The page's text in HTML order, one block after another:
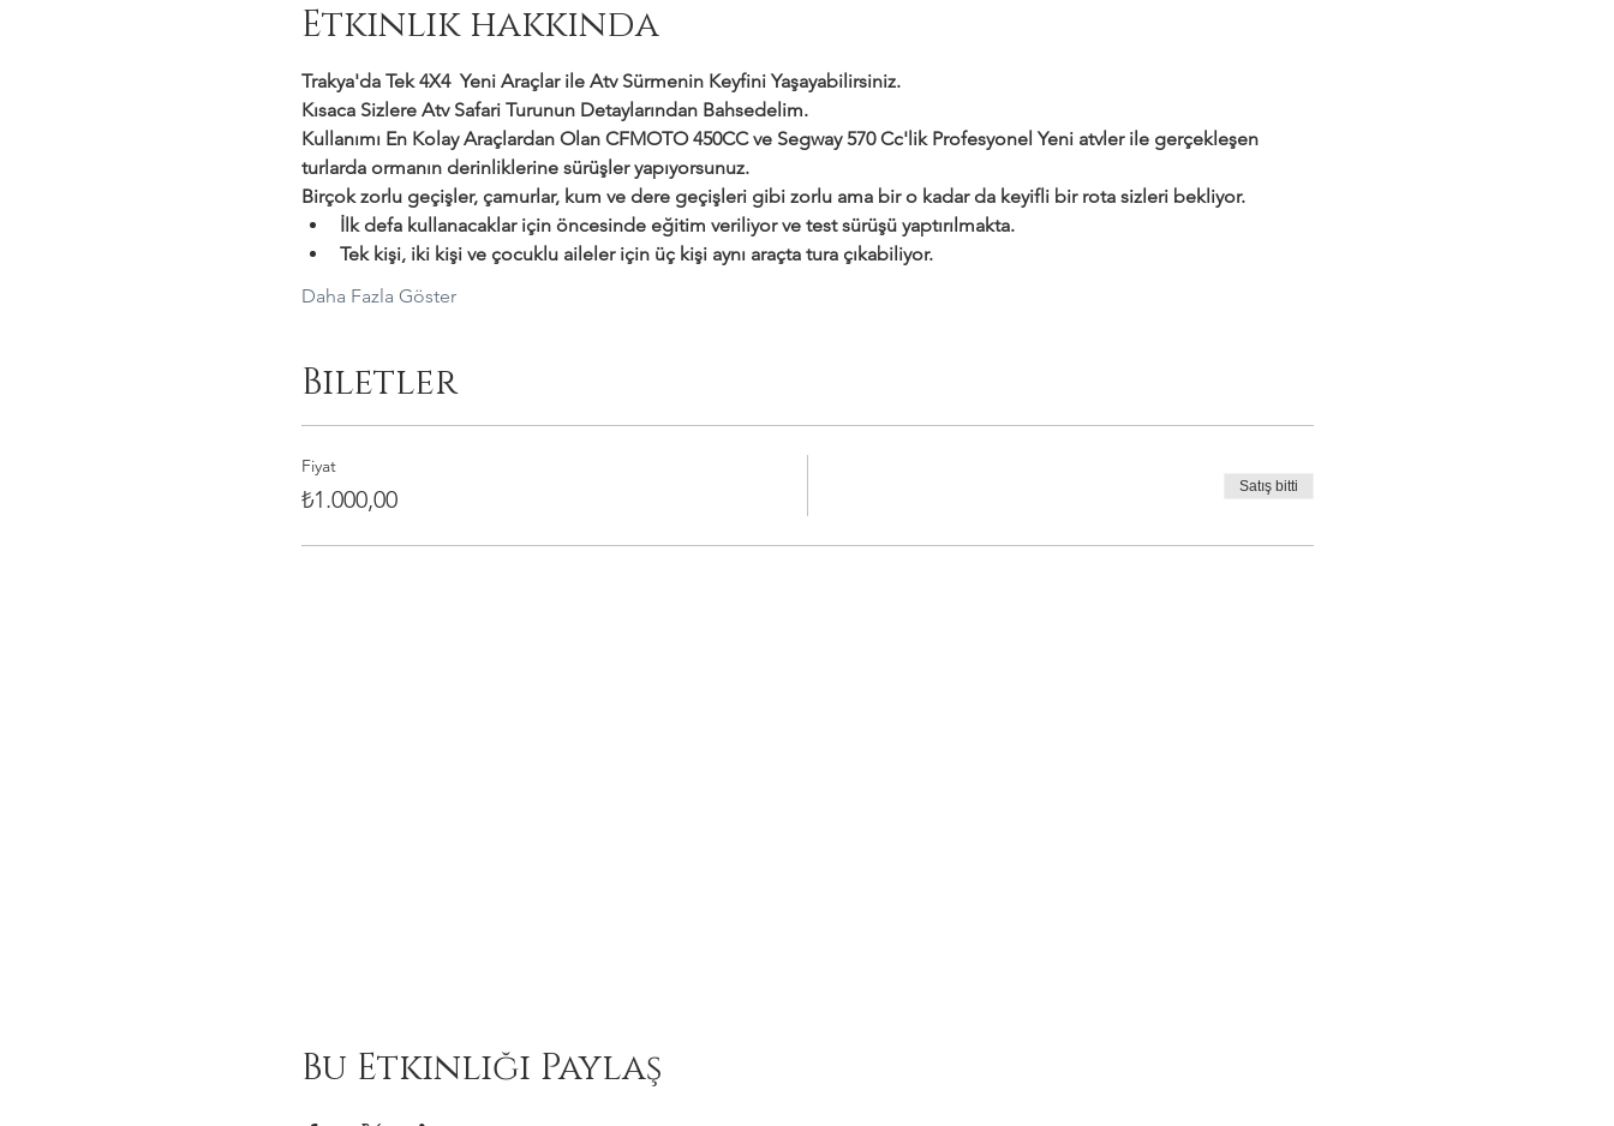
Etkinlik hakkında
Trakya'da Tek 4X4  Yeni Araçlar ile Atv Sürmenin Keyfini Yaşayabilirsiniz.
Kısaca Sizlere Atv Safari Turunun Detaylarından Bahsedelim.
Kullanımı En Kolay Araçlardan Olan CFMOTO 450CC ve Segway 570 Cc'lik Profesyonel Yeni atvler ile gerçekleşen
turlarda ormanın derinliklerine sürüşler yapıyorsunuz.
Birçok zorlu geçişler, çamurlar, kum ve dere geçişleri gibi zorlu ama bir o kadar da keyifli bir rota sizleri bekliyor.
İlk defa kullanacaklar için öncesinde eğitim veriliyor ve test sürüşü yaptırılmakta.
Tek kişi, iki kişi ve çocuklu aileler için üç kişi aynı araçta tura çıkabiliyor.
Daha Fazla Göster
Biletler
Fiyat
₺1.000,00 Satış bitti
Bu Etkinliği Paylaş